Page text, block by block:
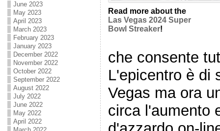
June 2023
May 2023
April 2023
March 2023
February 2023
January 2023
December 2022
November 2022
October 2022
September 2022
August 2022
July 2022
June 2022
May 2022
April 2022
Read more about the
Las Vegas 2024 Super
Bowl Streaker!
che consente
L'epicentro è di
Vegas ma ora
circa l'aumento